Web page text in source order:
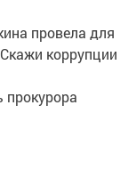
провела для
коррупции
прокурора